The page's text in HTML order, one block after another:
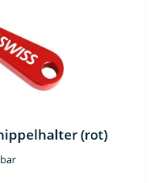
(rot)